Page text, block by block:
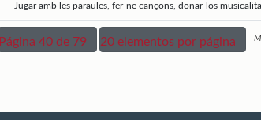
Jugar amb les paraules, fer-ne cançons, donar-los
Página 40 de 79 20 elementos por página